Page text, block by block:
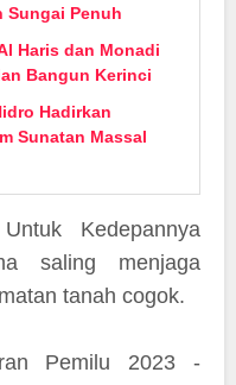
Sungai Penuh
Haris dan Monadi
Bangun Kerinci
Hadirkan
Sunatan Massal
Kedepannya
saling menjaga
tanah cogok.
Pemilu 2023 -